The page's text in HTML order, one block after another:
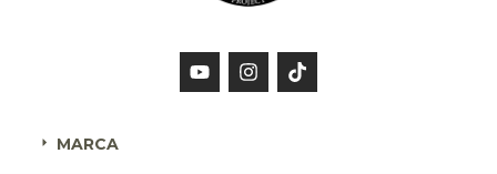
MARCA